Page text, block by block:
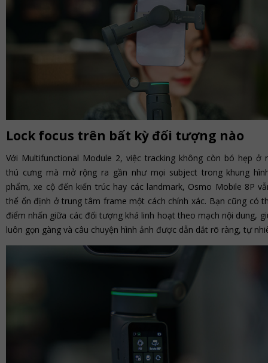
Lock focus trên bất kỳ đối tượng nào
Với Multifunctional Module 2, việc tracking không còn bó hẹp ở
thú cưng mà mở rộng ra gần như mọi subject trong khung
phẩm, xe cộ đến kiến trúc hay các landmark, Osmo Mobile 8P
thể ổn định ở trung tâm frame một cách chính xác. Bạn cũng có
điểm nhấn giữa các đối tượng khá linh hoạt theo mạch nội dung,
luôn gọn gàng và câu chuyện hình ảnh được dẫn dắt rõ ràng, tự